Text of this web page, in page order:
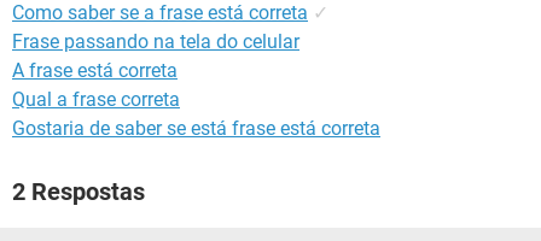
Como saber se a frase está correta ✓
Frase passando na tela do celular
A frase está correta
Qual a frase correta
Gostaria de saber se está frase está correta
2 Respostas